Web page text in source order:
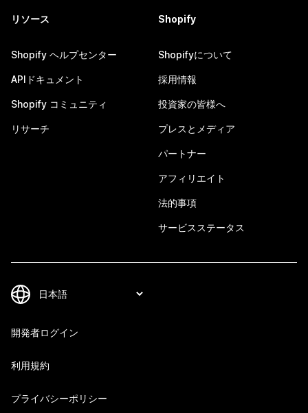
リソース
Shopify ヘルプセンター
APIドキュメント
Shopify コミュニティ
リサーチ
Shopify
Shopifyについて
採用情報
投資家の皆様へ
プレスとメディア
パートナー
アフィリエイト
法的事項
サービスステータス
開発者ログイン
利用規約
プライバシーポリシー